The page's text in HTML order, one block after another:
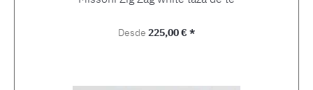
Precio normal:
Desde 225,00 € *